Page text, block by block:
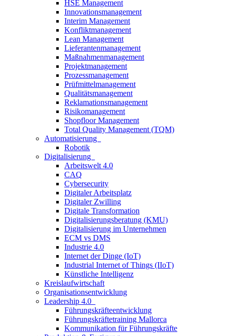
HSE Management
Innovationsmanagement
Interim Management
Konfliktmanagement
Lean Management
Lieferantenmanagement
Maßnahmenmanagement
Projektmanagement
Prozessmanagement
Prüfmittelmanagement
Qualitätsmanagement
Reklamationsmanagement
Risikomanagement
Shopfloor Management
Total Quality Management (TQM)
Automatisierung
Robotik
Digitalisierung
Arbeitswelt 4.0
CAQ
Cybersecurity
Digitaler Arbeitsplatz
Digitaler Zwilling
Digitale Transformation
Digitalisierungsberatung (KMU)
Digitalisierung im Unternehmen
ECM vs DMS
Industrie 4.0
Internet der Dinge (IoT)
Industrial Internet of Things (IIoT)
Künstliche Intelligenz
Kreislaufwirtschaft
Organisationsentwicklung
Leadership 4.0
Führungskräfteentwicklung
Führungskräftetraining Mallorca
Kommunikation für Führungskräfte